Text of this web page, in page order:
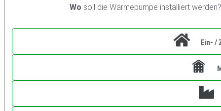
Wo soll die Wärmepumpe installiert werden?
Ein- /